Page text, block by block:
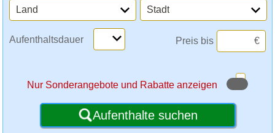
Land Stadt
Aufenthaltsdauer Preis bis €
Nur Sonderangebote und Rabatte anzeigen
Aufenthalte suchen